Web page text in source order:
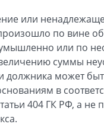
или
по вине
или по
суммы
должника может
в
404 ГК РФ, а не